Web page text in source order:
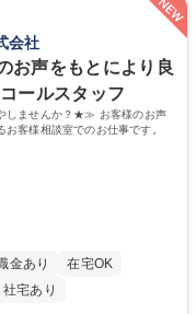
常的に使用しており、四則
る方 学歴・資格
会社
お声をもとにより良
ールスタッフ
しませんか？★≫ お客様のお声
客様相談室でのお仕事です。
金あり
在宅OK
宅あり